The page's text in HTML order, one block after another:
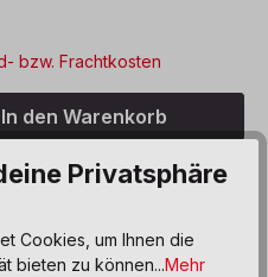
bzw. Frachtkosten
den
In den Warenkorb
WerktagePrivatsphäre
Cookies, um Ihnen die
bieten zu können...Mehr